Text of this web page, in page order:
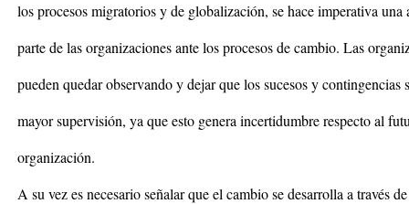
los procesos migratorios y de globalización, se hace imperativa una
parte de las organizaciones ante los procesos de cambio. Las
pueden quedar observando y dejar que los sucesos y contingencias
mayor supervisión, ya que esto genera incertidumbre respecto al
organización.
A su vez es necesario señalar que el cambio se desarrolla a través